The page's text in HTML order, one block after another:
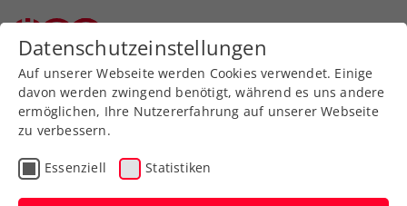
Zurück zur Newsübersicht
Rollstuhltennis
s Versicherung Austrian
Datenschutzeinstellungen
Auf unserer Webseite werden Cookies verwendet. Einige
davon werden zwingend benötigt, während es uns andere
ermöglichen, Ihre Nutzererfahrung auf unserer Webseite
zu verbessern.
Essenziell Statistiken